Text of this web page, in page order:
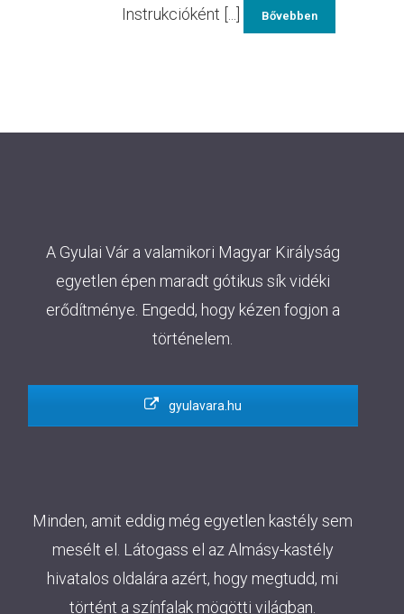
Instrukcióként [...]
Bővebben
A Gyulai Vár a valamikori Magyar Királyság
egyetlen épen maradt gótikus sík vidéki
erődítménye. Engedd, hogy kézen fogjon a
történelem.
gyulavara.hu
Minden, amit eddig még egyetlen kastély sem
mesélt el. Látogass el az Almásy-kastély
hivatalos oldalára azért, hogy megtudd, mi
történt a színfalak mögötti világban.